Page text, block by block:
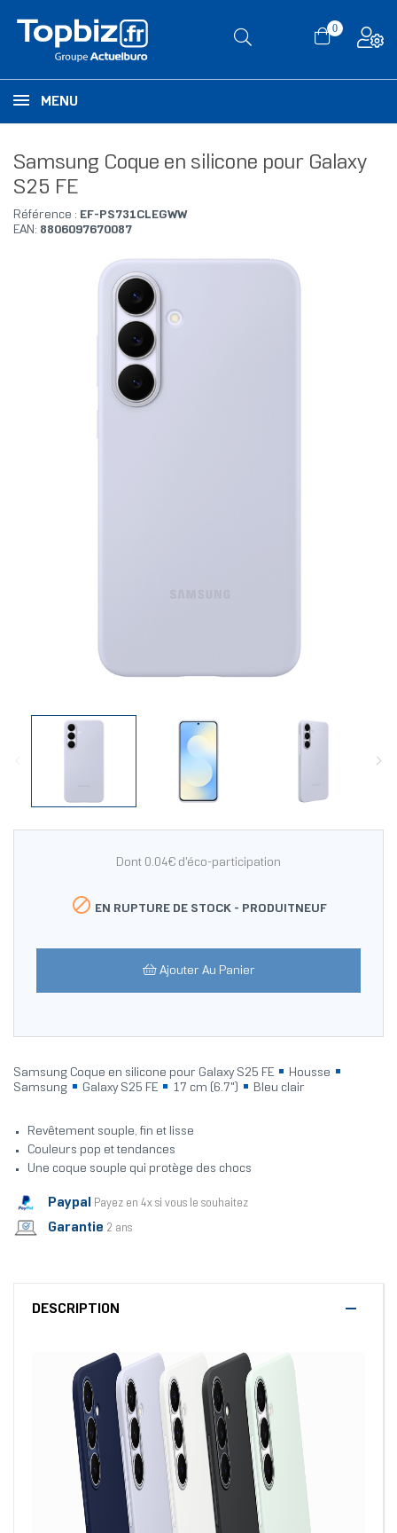
0
MENU
Samsung Coque en silicone pour Galaxy
S25 FE
Référence : EF-PS731CLEGWW
EAN: 8806097670087
Dont 0.04€ d'éco-participation
 EN RUPTURE DE STOCK - PRODUITNEUF
Ajouter Au Panier
Samsung Coque en silicone pour Galaxy S25 FE
Housse
Samsung
Galaxy S25 FE 17 cm (6.7") Bleu clair
Revêtement souple, fin et lisse
Couleurs pop et tendances
Une coque souple qui protège des chocs
Paypal Payez en 4x si vous le souhaitez
Garantie 2 ans
DESCRIPTION